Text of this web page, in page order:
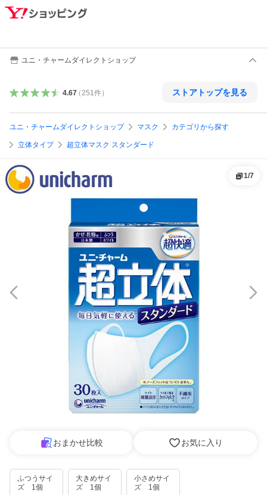
ユニ・チャームダイレクトショップ
4.67（ 251件） ストアトップを見る
ユニ・チャームダイレクトショップ マスク カテゴリから探す
立体タイプ 超立体マスク スタンダード
1/7
おまかせ比較 お気に入り
ふつうサイ
ズ 1個
大きめサイ
ズ 1個
小さめサイ
ズ 1個